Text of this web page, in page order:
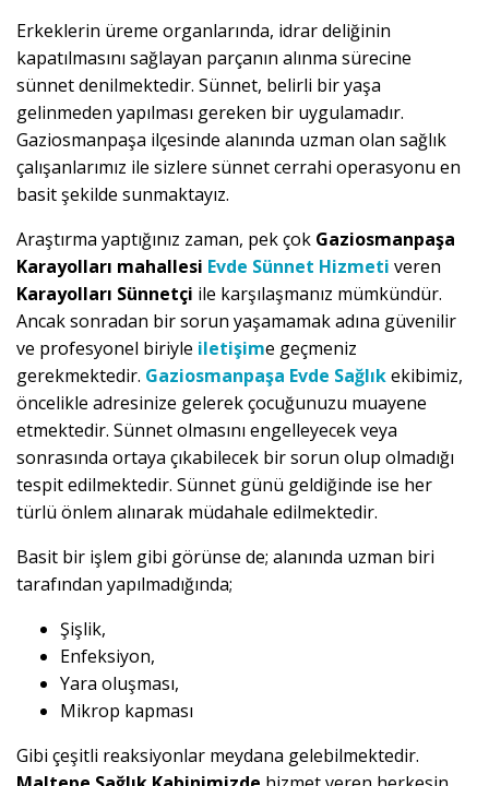
Erkeklerin üreme organlarında, idrar deliğinin
kapatılmasını sağlayan parçanın alınma sürecine
sünnet denilmektedir. Sünnet, belirli bir yaşa
gelinmeden yapılması gereken bir uygulamadır.
Gaziosmanpaşa ilçesinde alanında uzman olan sağlık
çalışanlarımız ile sizlere sünnet cerrahi operasyonu en
basit şekilde sunmaktayız.
Araştırma yaptığınız zaman, pek çok Gaziosmanpaşa
Karayolları mahallesi Evde Sünnet Hizmeti veren
Karayolları Sünnetçi ile karşılaşmanız mümkündür.
Ancak sonradan bir sorun yaşamamak adına güvenilir
ve profesyonel biriyle iletişime geçmeniz
gerekmektedir. Gaziosmanpaşa Evde Sağlıkekibimiz,
öncelikle adresinize gelerek çocuğunuzu muayene
etmektedir. Sünnet olmasını engelleyecek veya
sonrasında ortaya çıkabilecek bir sorun olup olmadığı
tespit edilmektedir. Sünnet günü geldiğinde ise her
türlü önlem alınarak müdahale edilmektedir.
Basit bir işlem gibi görünse de; alanında uzman biri
tarafından yapılmadığında;
Şişlik,
Enfeksiyon,
Yara oluşması,
Mikrop kapması
Gibi çeşitli reaksiyonlar meydana gelebilmektedir.